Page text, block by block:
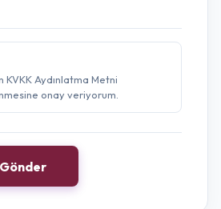
KVKK Aydınlatma Metni
onay veriyorum.